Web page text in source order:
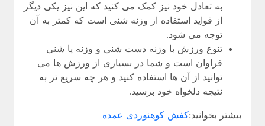
به تعادل خود نیز کمک می کنید که این نیز یکی دیگر
از فواید استفاده از وزنه شنی است که کمتر به آن
توجه می شود.
تنوع ورزش با وزنه دست شنی و وزنه پا شنی
فراوان است و شما در بسیاری از ورزش ها می
توانید از آن ها استفاده کنید و هر چه سریع تر به
نتیجه دلخواه خود برسید.
بیشتر بخوانید:کفش کوهنوردی عمده